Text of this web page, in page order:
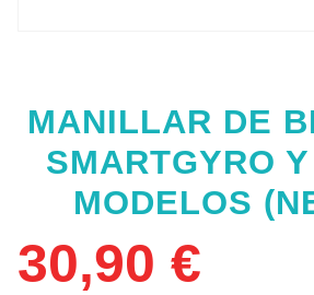
MANILLAR DE
SMARTGYRO
MODELOS
30,90 €